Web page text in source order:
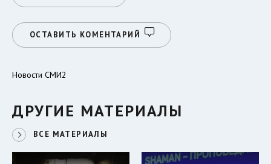
ОСТАВИТЬ КОМЕНТАРИЙ
Новости СМИ2
ДРУГИЕ МАТЕРИАЛЫ
ВСЕ МАТЕРИАЛЫ